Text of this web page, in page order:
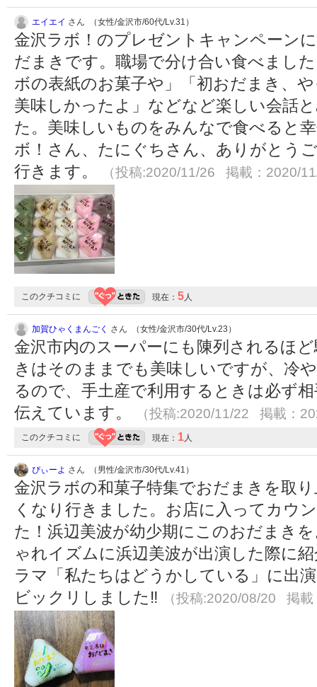
エイエイ さん （女性/金沢市/60代/Lv.31）
金沢ラボ！のプレゼントキャンペーン
だまきです。職場で分け合い食べまし
ボの表紙のお菓子や」「初おだまき、
美味しかったよ」などなど楽しい会話
た。美味しいものをみんなで食べると
ボ！さん、たにぐちさん、ありがとう
行きます。
（投稿:2020/11/26 掲載：2020/
このクチコミに 現在： 5人
加賀ひゃくまんごく さん （女性/金沢市/30代/Lv.23）
金沢市内のスーパーにも陳列されるほ
きはそのままでも美味しいですが、冷
るので、手土産で利用するときは必ず
伝えています。
（投稿:2020/11/22 掲載：
このクチコミに 現在： 1人
ぴぃーよ さん （男性/金沢市/30代/Lv.41）
金沢ラボの和菓子特集でおだまきを取
くなり行きました。お店に入ってカウ
た！浜辺美波が幼少期にこのおだまき
ゃれイズムに浜辺美波が出演した際に
ラマ「私たちはどうかしている」に出
ビックリしました‼︎
（投稿:2020/08/20 掲